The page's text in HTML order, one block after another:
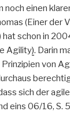
noch einen
(Einer der
schon in
Agility). Darin
von
sich der
eins 06/16, S.